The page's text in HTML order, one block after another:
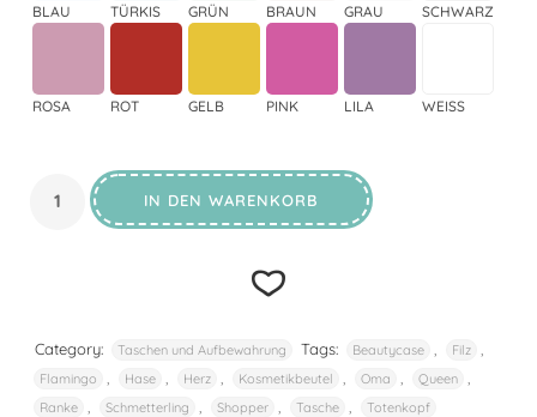
BLAU TÜRKIS GRÜN BRAUN GRAU SCHWARZ
ROSA ROT GELB PINK LILA WEISS
IN DEN WARENKORB
Category: Taschen und Aufbewahrung Tags: Beautycase Filz
Flamingo Hase Herz Kosmetikbeutel Oma Queen
Ranke Schmetterling Shopper Tasche Totenkopf